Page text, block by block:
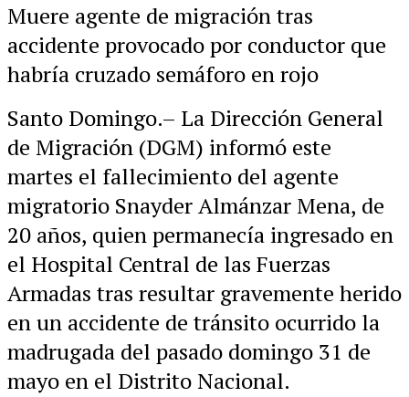
Muere agente de migración tras
accidente provocado por conductor que
habría cruzado semáforo en rojo
Santo Domingo.– La Dirección General
de Migración (DGM) informó este
martes el fallecimiento del agente
migratorio Snayder Almánzar Mena, de
20 años, quien permanecía ingresado en
el Hospital Central de las Fuerzas
Armadas tras resultar gravemente herido
en un accidente de tránsito ocurrido la
madrugada del pasado domingo 31 de
mayo en el Distrito Nacional.